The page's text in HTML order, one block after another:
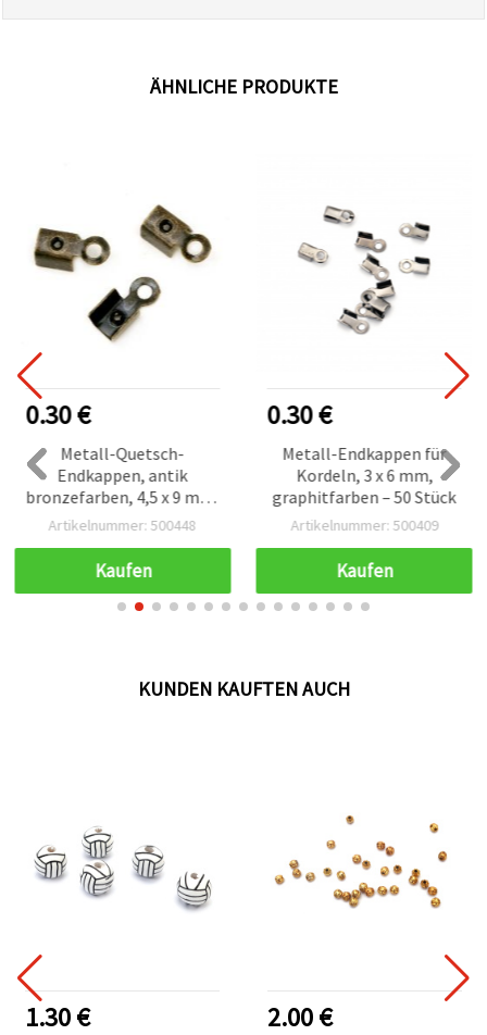
ÄHNLICHE PRODUKTE
0.30 €
Metall-Quetsch-
Endkappen, antik
bronzefarben, 4,5 x 9 mm,
DIY Schmuckzubehör &
Artikelnummer: 500448
Kaufen
0.30 €
Metall-Endkappen für
Kordeln, 3 x 6 mm,
graphitfarben – 50 Stück
Artikelnummer: 500409
Kaufen
KUNDEN KAUFTEN AUCH
1.30 € 2.00 €